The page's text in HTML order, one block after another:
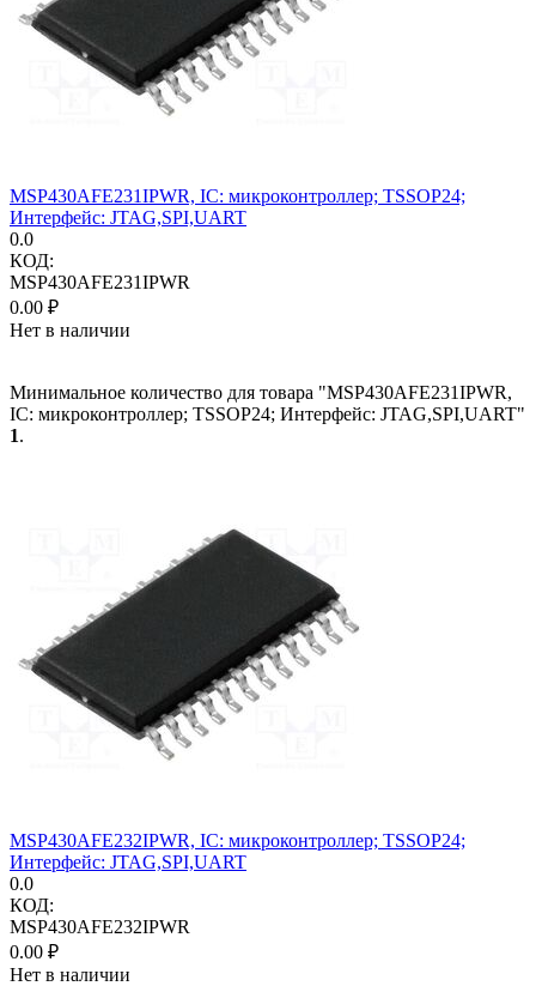
MSP430AFE231IPWR, IC: микроконтроллер; TSSOP24;
Интерфейс: JTAG,SPI,UART
0.0
КОД:
MSP430AFE231IPWR
0.00 ₽
Нет в наличии
Минимальное количество для товара "MSP430AFE231IPWR,
IC: микроконтроллер; TSSOP24; Интерфейс: JTAG,SPI,UART"
1.
MSP430AFE232IPWR, IC: микроконтроллер; TSSOP24;
Интерфейс: JTAG,SPI,UART
0.0
КОД:
MSP430AFE232IPWR
0.00 ₽
Нет в наличии